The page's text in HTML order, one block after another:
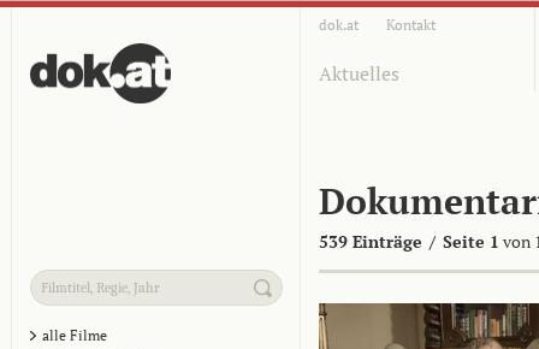
dok.at Kontakt
Aktuelles
539 Einträge / Seite 1 von
alle Filme